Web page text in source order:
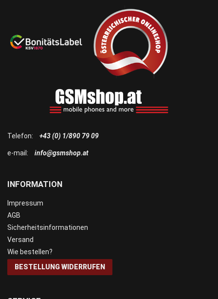
INFORMATION
Impressum
AGB
Sicherheitsinformationen
Versand
Wie bestellen?
BESTELLUNG WIDERRUFEN
Telefon: +43 (0) 1/890 79 09
e-mail: info@gsmshop.at